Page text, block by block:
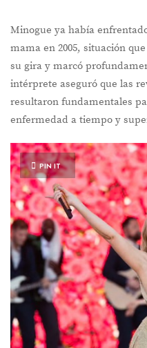
Minogue ya había
mama en 2005, situación
su gira y marcó
intérprete aseguró que las
resultaron fundamentales
enfermedad a tiempo y
PIN IT